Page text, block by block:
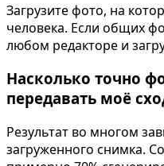
Загрузите фото, на
человека. Если общих
любом редакторе и
Насколько точно
передавать моё
Результат во многом
загруженного снимка.